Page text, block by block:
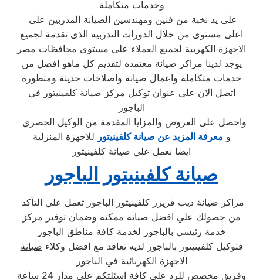
وخدمات متكاملة
اعلى مستوى من خلال الدورات التدربيه الذى تقدمة لجميع
الاجهزة الكهربية لجميع العملاء على مستوى محافظات مصر
يوجد لدينا مراكز صيانة معتمدة لتقديم كل ماهو افضل من
خدمات متكاملة واعمال صيانة واصلاحات حديثة ومتطورة
اتصل الان على عنوان توكيل مركز صيانة كلفينيتور فى
الباجور
و معرفة المزيد عن صيانة كلفينيتور للاجهزة المنزلية
ايضا نعمل علي صيانة كلفينيتور
صيانة كلفينيتور الباجور
من حصولك علي افضل صيانة ممكنة وضمان توفير مركز
خدمة رئيسي بالباجور لخدمة كافة مناطق الباجور
فتوكيل كلفينيتور بالباجور لديه تعاقد مع افضل وكلاء صيانة
الاجهزة الكهربائية في الباجور
وفريق مخصص للرد علي كافة اسئلتكم علي مدار 24 ساعة